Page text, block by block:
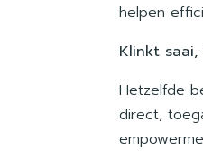
helpen
Klinkt
Hetzelfde
direct,